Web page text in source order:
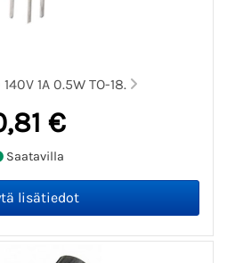
1A 0.5W TO-18.
€
Saatavilla